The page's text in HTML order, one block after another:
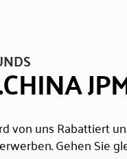
von uns Rabattiert
Gehen Sie